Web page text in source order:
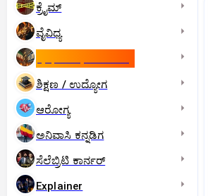
ಕ್ರೈಮ್
ವೈವಿಧ್ಯ
ಶಿಕ್ಷಣ / ಉದ್ಯೋಗ
ಆರೋಗ್ಯ
ಅನಿವಾಸಿ ಕನ್ನಡಿಗ
ಸೆಲೆಬ್ರಿಟಿ ಕಾರ್ನರ್‌
Explainer